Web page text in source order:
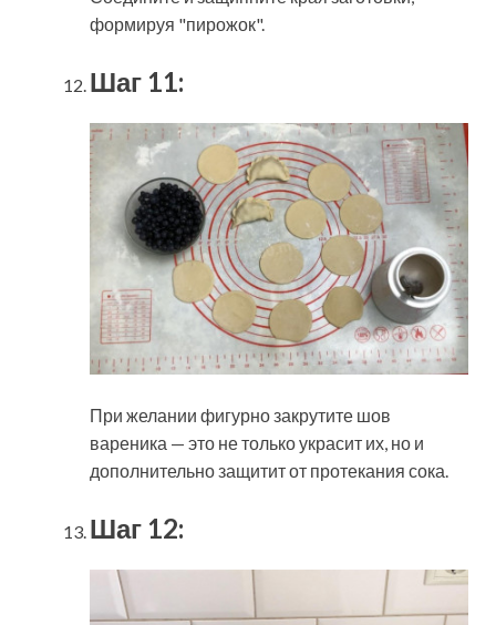
формируя "пирожок".
Шаг 11:
При желании фигурно закрутите шов
вареника — это не только украсит их, но и
дополнительно защитит от протекания сока.
Шаг 12: